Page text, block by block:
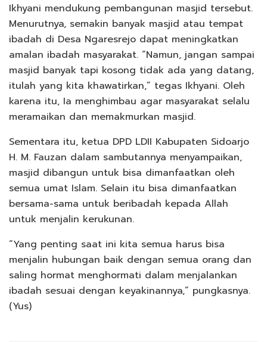
Ikhyani mendukung pembangunan masjid tersebut.
Menurutnya, semakin banyak masjid atau tempat
ibadah di Desa Ngaresrejo dapat meningkatkan
amalan ibadah masyarakat. “Namun, jangan sampai
masjid banyak tapi kosong tidak ada yang datang,
itulah yang kita khawatirkan,” tegas Ikhyani. Oleh
karena itu, Ia menghimbau agar masyarakat selalu
meramaikan dan memakmurkan masjid.
Sementara itu, ketua DPD LDII Kabupaten Sidoarjo
H. M. Fauzan dalam sambutannya menyampaikan,
masjid dibangun untuk bisa dimanfaatkan oleh
semua umat Islam. Selain itu bisa dimanfaatkan
bersama-sama untuk beribadah kepada Allah
untuk menjalin kerukunan.
“Yang penting saat ini kita semua harus bisa
menjalin hubungan baik dengan semua orang dan
saling hormat menghormati dalam menjalankan
ibadah sesuai dengan keyakinannya,” pungkasnya.
(Yus)